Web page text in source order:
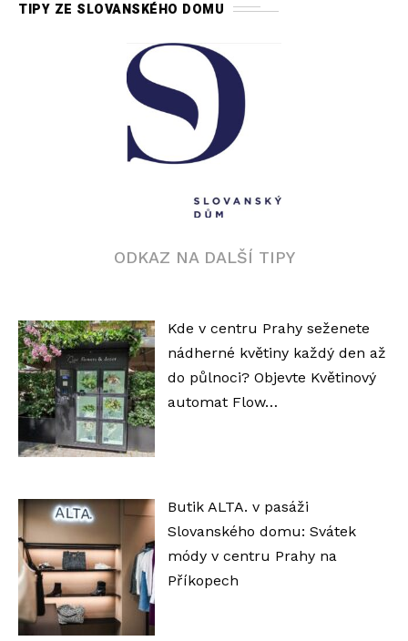
TIPY ZE SLOVANSKÉHO DOMU
ODKAZ NA DALŠÍ TIPY
Kde v centru Prahy seženete
nádherné květiny každý den až
do půlnoci? Objevte Květinový
automat Flow…
Butik ALTA. v pasáži
Slovanského domu: Svátek
módy v centru Prahy na
Příkopech